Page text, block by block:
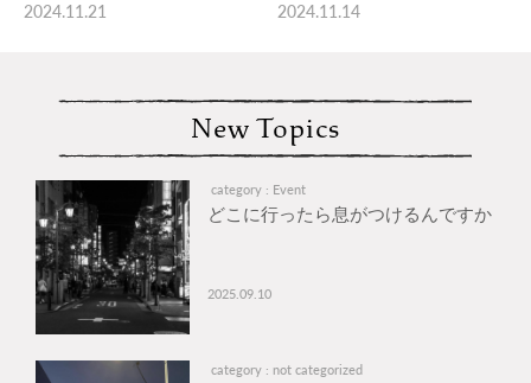
2024.11.21 2024.11.14
New Topics
category : Event
どこに行ったら息がつけるんですか
2025.09.10
category : not categorized